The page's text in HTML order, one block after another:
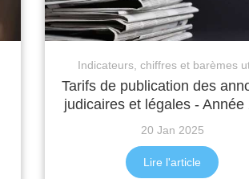
Indicateurs, chiffres et barèmes
Tarifs de publication des
judicaires et légales - Année
20 Jan 2025
Lire l'article